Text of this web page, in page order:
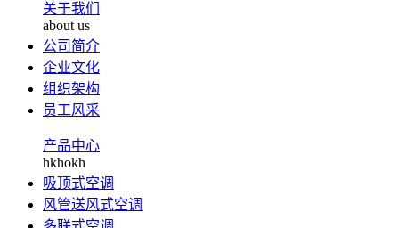
关于我们
about us
公司简介
企业文化
组织架构
员工风采
产品中心
hkhokh
吸顶式空调
风管送风式空调